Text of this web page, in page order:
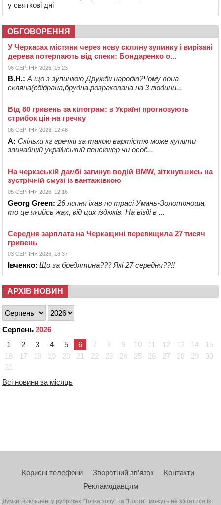
у святкові дні
ОБГОВОРЕННЯ
У Черкасах містяни через нову скляну зупинку і вирізані
дерева потерпають від спеки: Бондаренко о...
06 СЕРПНЯ 2026, 15:23
В.Н.: А що з зупинкою Дружби народів?Чому вона
скляна(обідрана,брудна,розрахована на 3 людини...
Від 80 гривень за кілограм: в Україні прогнозують
стрибок цін на гречку
06 СЕРПНЯ 2026, 12:48
А: Скільки кг гречки за такою вартістю може купити
звичайний український пенсіонер чи особ...
На черкаській дамбі загинув водій BMW, зіткнувшись на
зустрічній смузі із вантажівкою
05 СЕРПНЯ 2026, 12:16
Georg Green: 26 липня їхав по трасі Умань-Золотоноша,
то це якийсь жах, від цих їздюків. На вїзді в ...
Середня зарплата на Черкащині перевищила 27 тисяч
гривень
03 СЕРПНЯ 2026, 18:37
Івченко: Що за бредятина??? Які 27 середня??!!
АРХІВ НОВИН
Серпень 2026
1
2 3 4 5 6 7 8 9 10 11 12 13 14
15
16
17 18 19 20 21 22 23 24 25 26 27 28 29
30
31
Всі новини за місяць
Корисні телефони Зворотний зв’язок
Контакти
Рекламодавцям
Думки, викладені у рубриках "Точка зору" та "Блоги", можуть не збігатися із